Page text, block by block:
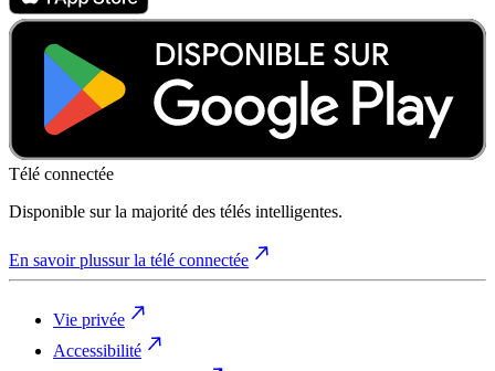
Télé connectée
Disponible sur la majorité des télés intelligentes.
En savoir plussur la télé connectée
Vie privée
Accessibilité